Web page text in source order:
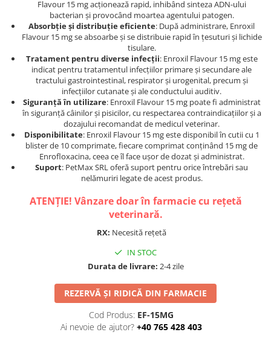
Flavour 15 mg acționează rapid, inhibând sinteza ADN-ului
bacterian și provocând moartea agentului patogen.
Absorbție și distribuție eficiente: După administrare, Enroxil
Flavour 15 mg se absoarbe și se distribuie rapid în țesuturi și lichide
tisulare.
Tratament pentru diverse infecții: Enroxil Flavour 15 mg este
indicat pentru tratamentul infecțiilor primare și secundare ale
tractului gastrointestinal, respirator și urogenital, precum și
infecțiilor cutanate și ale conductului auditiv.
Siguranță în utilizare: Enroxil Flavour 15 mg poate fi administrat
în siguranță câinilor și pisicilor, cu respectarea contraindicațiilor și a
dozajului recomandat de medicul veterinar.
Disponibilitate: Enroxil Flavour 15 mg este disponibil în cutii cu 1
blister de 10 comprimate, fiecare comprimat conținând 15 mg de
Enrofloxacina, ceea ce îl face ușor de dozat și administrat.
Suport: PetMax SRL oferă suport pentru orice întrebări sau
nelămuriri legate de acest produs.
ATENȚIE! Vânzare doar în farmacie cu rețetă
veterinară.
RX: Necesită rețetă
IN STOC
Durata de livrare: 2-4 zile
REZERVĂ ȘI RIDICĂ DIN FARMACIE
Cod Produs: EF-15MG
Ai nevoie de ajutor? +40 765 428 403